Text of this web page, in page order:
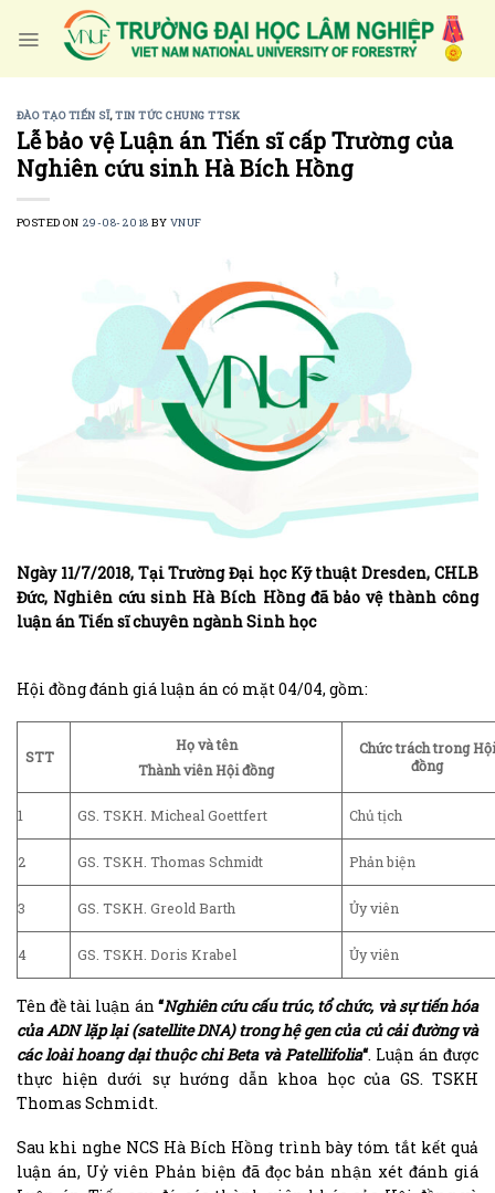
ĐÀO TẠO TIẾN SĨ,TIN TỨC CHUNG TTSK
Lễ bảo vệ Luận án Tiến sĩ cấp Trường của
Nghiên cứu sinh Hà Bích Hồng
POSTED ON 29-08-2018 BY VNUF
Ngày 11/7/2018, Tại Trường Đại học Kỹ thuật Dresden, CHLB
Đức, Nghiên cứu sinh Hà Bích Hồng đã bảo vệ thành công
luận án Tiến sĩ chuyên ngành Sinh học
Hội đồng đánh giá luận án có mặt 04/04, gồm:
STT
Họ và tên
Thành viên Hội đồng
Chức tráchtrong Hội
đồng
1 GS. TSKH. Micheal Goettfert Chủ tịch
2 GS. TSKH. Thomas Schmidt Phản biện
3 GS. TSKH. Greold Barth Ủy viên
4 GS. TSKH. Doris Krabel Ủy viên
Tên đề tài luận án “Nghiên cứu cấu trúc, tổ chức, và sự tiến hóa
của ADN lặp lại (satellite DNA) trong hệ gen của củ cải đường và
các loài hoang dại thuộc chi Beta và Patellifolia“. Luận án được
thực hiện dưới sự hướng dẫn khoa học của GS. TSKH
Thomas Schmidt.
Sau khi nghe NCS Hà Bích Hồng trình bày tóm tắt kết quả
luận án, Uỷ viên Phản biện đã đọc bản nhận xét đánh giá